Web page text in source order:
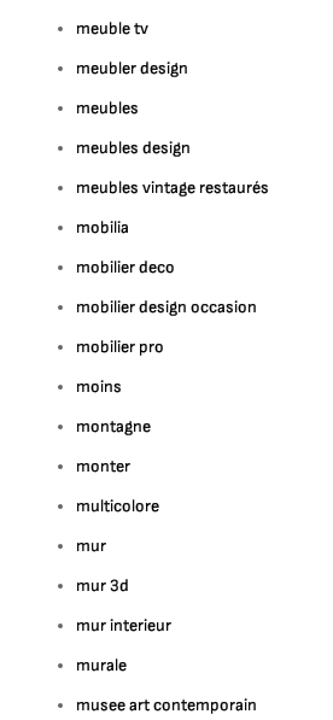
meuble tv
meubler design
meubles
meubles design
meubles vintage restaurés
mobilia
mobilier deco
mobilier design occasion
mobilier pro
moins
montagne
monter
multicolore
mur
mur 3d
mur interieur
murale
musee art contemporain